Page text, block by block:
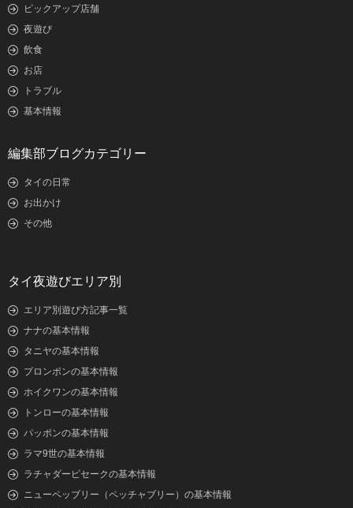
ピックアップ店舗
夜遊び
飲食
お店
トラブル
基本情報
編集部ブログカテゴリー
タイの日常
お出かけ
その他
タイ夜遊びエリア別
エリア別遊び方記事一覧
ナナの基本情報
タニヤの基本情報
プロンポンの基本情報
ホイクワンの基本情報
トンローの基本情報
パッポンの基本情報
ラマ9世の基本情報
ラチャダーピセークの基本情報
ニューペッブリー（ペッチャブリー）の基本情報